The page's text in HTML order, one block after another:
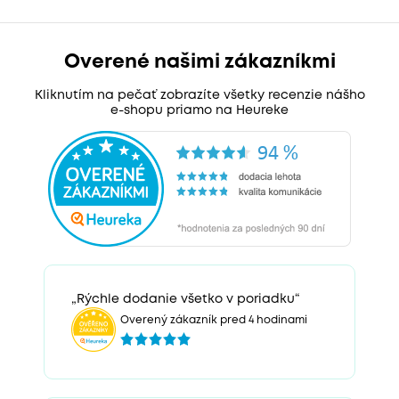
Overené našimi zákazníkmi
Kliknutím na pečať zobrazíte všetky recenzie nášho
e-shopu priamo na Heureke
„Rýchle dodanie všetko v poriadku“
Overený zákazník pred 4 hodinami